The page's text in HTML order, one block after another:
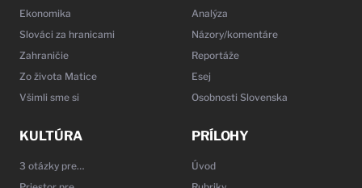
Ekonomika
Slováci za hranicami
Zahraničie
Zo života Matice
Všimli sme si
Analýza
Názory/komentáre
Reportáže
Esej
Osobnosti Slovenska
KULTÚRA
3 otázky pre…
PRÍLOHY
Úvod